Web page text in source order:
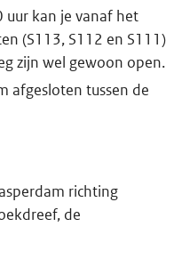
uur kan je vanaf het
(S113, S112 en S111)
zijn wel gewoon open.
afgesloten tussen de
richting
de